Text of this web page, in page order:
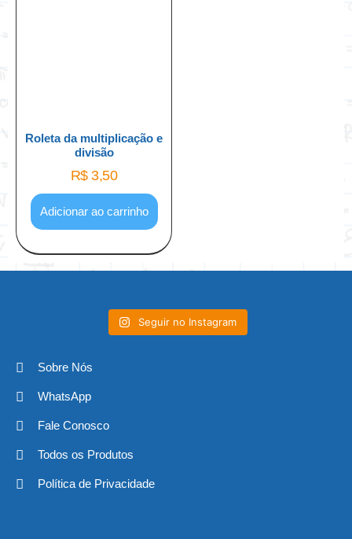
Roleta da multiplicação e
divisão
R$3,50
Adicionar ao carrinho
Sobre Nós
WhatsApp
Fale Conosco
Todos os Produtos
Política de Privacidade
Seguir no Instagram